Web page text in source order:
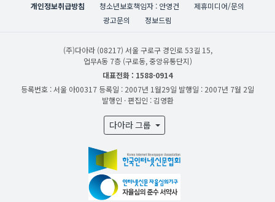
개인정보취급방침
청소년보호책임자 : 안영건
제휴미디어/문의
광고문의
정보드림
(주)다아라 (08217) 서울 구로구 경인로 53길 15,
업무A동 7층 (구로동, 중앙유통단지)
대표전화 : 1588-0914
등록번호 : 서울 아00317 등록일 : 2007년 1월29일 발행일 : 2007년 7월 2일
발행인 · 편집인 : 김영환
다아라 그룹